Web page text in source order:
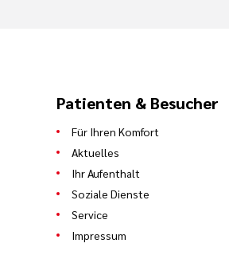
Patienten & Besucher
Für Ihren Komfort
Aktuelles
Ihr Aufenthalt
Soziale Dienste
Service
Impressum